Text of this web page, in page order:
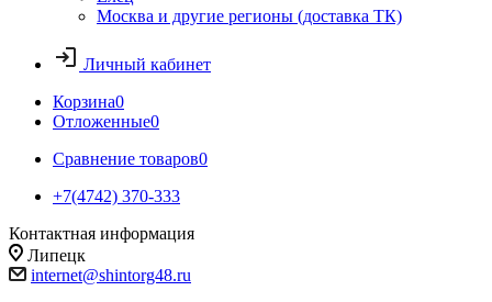
Москва и другие регионы (доставка ТК)
Личный кабинет
Корзина0
Отложенные0
Сравнение товаров0
+7(4742) 370-333
Контактная информация
Липецк
internet@shintorg48.ru